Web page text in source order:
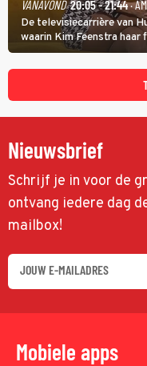
VANAVOND 20:05 - 21:44·
De televisiecarrière van
waarin Kim Feenstra
Oh, Wat een Jaar! wordt
jaar waarin ze allebei
Nieuwsbrief
Schrijf je in voor de
ontvang iedere dag
mailbox!
Mobiele apps